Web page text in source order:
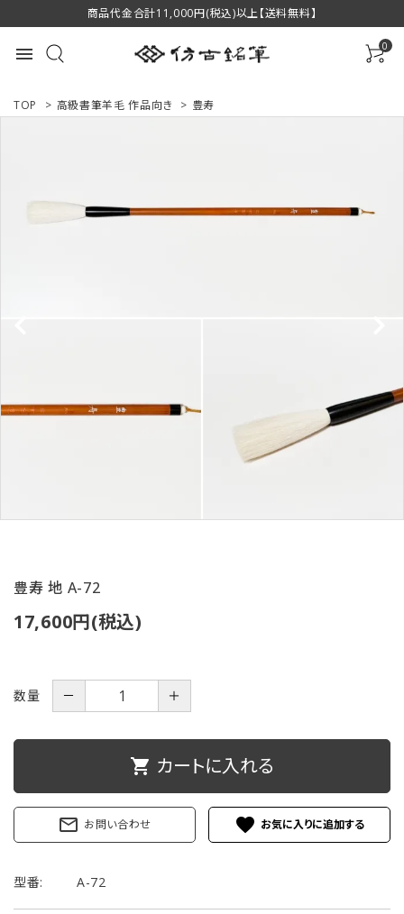
商品代金合計11,000円(税込)以上【送料無料】
menu 0
ようこそ ゲスト 様
特定商取引法について
TOP > 高級書筆羊毛 作品向き > 豊寿
豊寿 地 A-72
17,600円(税込)
数量 － ＋
shopping_cart カートに入れる
mail_outline お問い合わせ favorite
型番: A-72